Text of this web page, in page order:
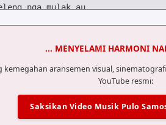
nga mulak au
G
... MENYELAMI HARMONI
kemegahan aransemen visual,
YouTube resmi:
Saksikan Video Musik Pulo